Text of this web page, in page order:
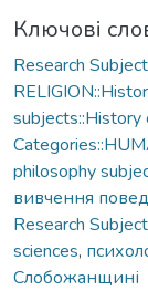
Ключові
Research
subjects::History
philosophy
вивчення
Research
sciences,
Слобожанщині